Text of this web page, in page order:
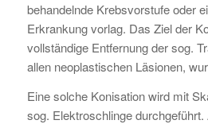
behandelnde Krebsvorstufe oder
Erkrankung vorlag. Das Ziel der
vollständige Entfernung der sog.
allen neoplastischen Läsionen,
Eine solche Konisation wird mit
sog. Elektroschlinge